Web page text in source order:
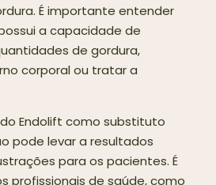
É importante entender
a capacidade de
de gordura,
corporal ou tratar a
Endolift como substituto
pode levar a resultados
para os pacientes. É
profissionais de saúde, como